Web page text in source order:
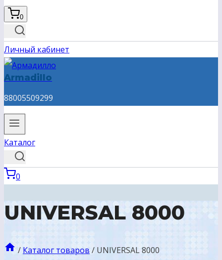
0
Личный кабинет
Armadillo
88005509299
Каталог
0
UNIVERSAL 8000
/ Каталог товаров / UNIVERSAL 8000